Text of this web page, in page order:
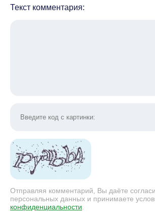
Текст комментария:
Отправляя комментарий, Вы даёте
персональных данных и принимаете
конфиденциальности.